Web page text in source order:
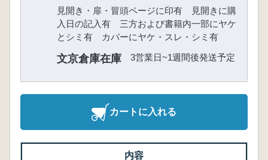
見開き・扉・冒頭ページに印有 見開きに購
入日の記入有 三方および書籍内一部にヤケ
とシミ有 カバーにヤケ・スレ・シミ有
文京倉庫在庫 3営業日~1週間後発送予定
カートに入れる
内容